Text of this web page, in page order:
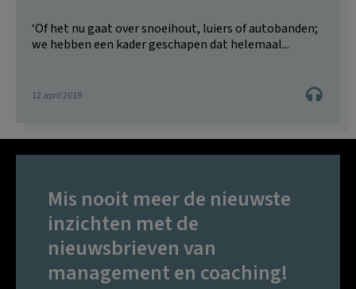
‘Of het nu gaat over snoeihout, luiers of autobanden;
we hebben een kader geschapen dat helemaal...
12 april 2019
Mis nooit meer de nieuwste
inzichten met de
nieuwsbrieven van
management en coaching!